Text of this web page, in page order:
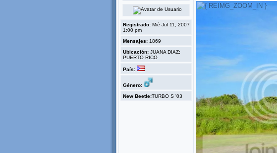
Registrado: Mié Jul 11, 2007
1:00 pm
Mensajes: 1869
Ubicación: JUANA DIAZ;
PUERTO RICO
País:
Género:
New Beetle:TURBO S '03